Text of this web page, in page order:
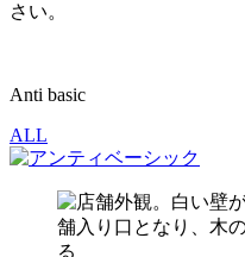
さい。
Anti basic
ALL